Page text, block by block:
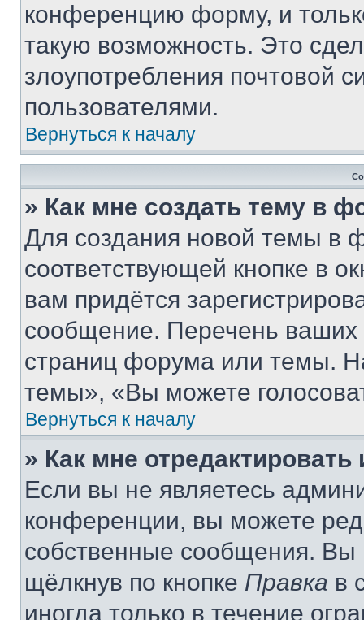
конференцию форму, и
такую возможность. Это
злоупотребления почтовой
пользователями.
Вернуться к началу
» Как мне создать тему в
Для создания новой темы в
соответствующей кнопке в
вам придётся
сообщение. Перечень ваших
страниц форума или темы.
темы», «Вы можете
Вернуться к началу
» Как мне
Если вы не являетесь
конференции, вы можете
собственные сообщения. Вы
щёлкнув по кнопке Правка в
иногда только в течение